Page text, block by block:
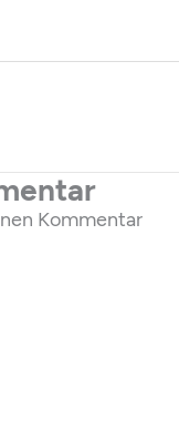
Kommentar